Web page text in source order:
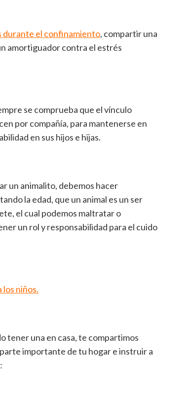
durante el confinamiento, compartir una
amortiguador contra el estrés
se comprueba que el vínculo
por compañía, para mantenerse en
en sus hijos e hijas.
un animalito, debemos hacer
la edad, que un animal es un ser
el cual podemos maltratar o
un rol y responsabilidad para el cuido
los niños.
tener una en casa, te compartimos
importante de tu hogar e instruir a